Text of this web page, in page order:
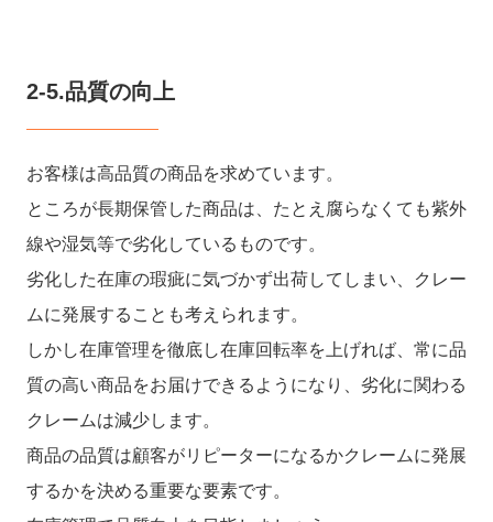
2-5.品質の向上
お客様は高品質の商品を求めています。
ところが長期保管した商品は、たとえ腐らなくても紫外
線や湿気等で劣化しているものです。
劣化した在庫の瑕疵に気づかず出荷してしまい、クレー
ムに発展することも考えられます。
しかし在庫管理を徹底し在庫回転率を上げれば、常に品
質の高い商品をお届けできるようになり、劣化に関わる
クレームは減少します。
商品の品質は顧客がリピーターになるかクレームに発展
するかを決める重要な要素です。